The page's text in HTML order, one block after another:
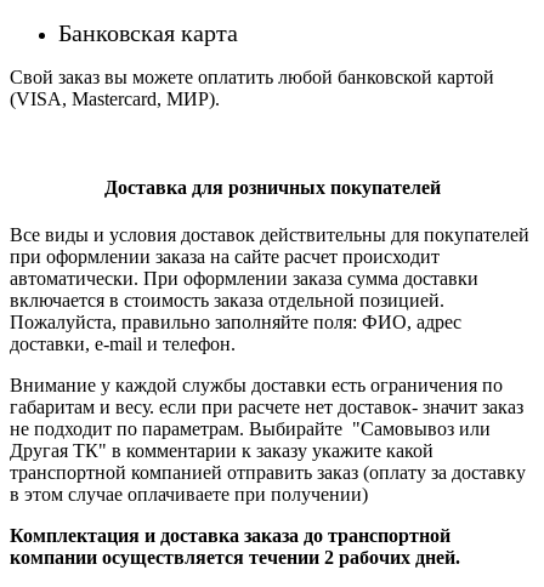
Банковская карта
Свой заказ вы можете оплатить любой банковской картой
(VISA, Mastercard, МИР).
Доставка для розничных покупателей
Все виды и условия доставок действительны для покупателей
при оформлении заказа на сайте расчет происходит
автоматически. При оформлении заказа сумма доставки
включается в стоимость заказа отдельной позицией.
Пожалуйста, правильно заполняйте поля: ФИО, адрес
доставки, e-mail и телефон.
Внимание у каждой службы доставки есть ограничения по
габаритам и весу. если при расчете нет доставок- значит заказ
не подходит по параметрам. Выбирайте "Самовывоз или
Другая ТК" в комментарии к заказу укажите какой
транспортной компанией отправить заказ (оплату за доставку
в этом случае оплачиваете при получении)
Комплектация и доставка заказа до транспортной
компании осуществляется течении 2 рабочих дней.